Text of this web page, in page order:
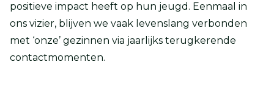
positieve impact heeft op hun jeugd. Eenmaal in
ons vizier, blijven we vaak levenslang verbonden
met ‘onze’ gezinnen via jaarlijks terugkerende
contactmomenten.